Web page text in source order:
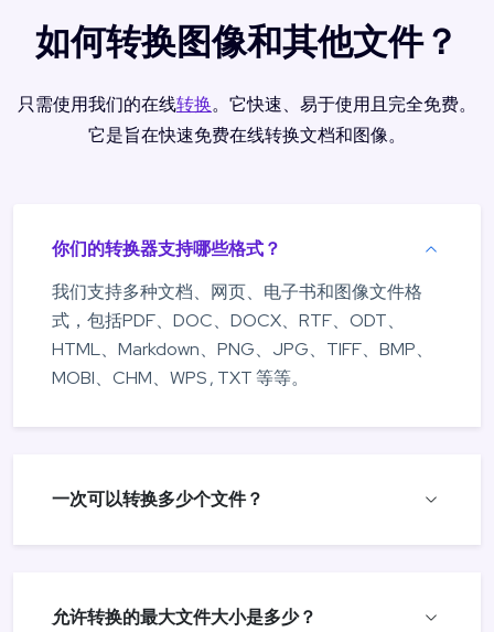
如何转换图像和其他文件？
只需使用我们的在线转换。它快速、易于使用且完全免费。
它是旨在快速免费在线转换文档和图像。
你们的转换器支持哪些格式？
我们支持多种文档、网页、电子书和图像文件格
式，包括PDF、DOC、DOCX、RTF、ODT、
HTML、Markdown、PNG、JPG、TIFF、BMP、
MOBI、CHM、WPS , TXT 等等。
一次可以转换多少个文件？
允许转换的最大文件大小是多少？